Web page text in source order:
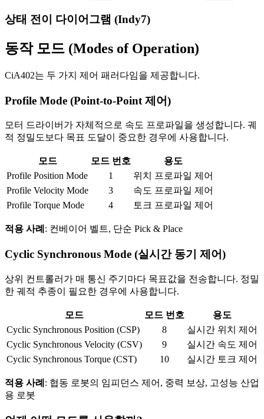
상태 전이 다이어그램 (Indy7)
동작 모드 (Modes of Operation)
CiA402는 두 가지 제어 패러다임을 제공합니다.
Profile Mode (Point-to-Point 제어)
모터 드라이버가 자체적으로 속도 프로파일을 생성합니다. 궤
적 정밀도보다 목표 도달이 중요한 경우에 사용합니다.
모드 모드 번호
용도
Profile Position Mode
1
위치 프로파일 제어
Profile Velocity Mode
3
속도 프로파일 제어
Profile Torque Mode
4 토크 프로파일 제어
적용 사례 : 컨베이어 벨트, 단순 Pick & Place
Cyclic Synchronous Mode (실시간 동기 제어)
상위 컨트롤러가 매 통신 주기마다 목표값을 전송합니다. 정밀
한 궤적 추종이 필요한 경우에 사용합니다.
모드 모드 번호
용도
Cyclic Synchronous Position (CSP)
8
실시간 위치 제어
Cyclic Synchronous Velocity (CSV)
9
실시간 속도 제어
Cyclic Synchronous Torque (CST)
10 실시간 토크 제어
적용 사례 : 협동 로봇의 임피던스 제어, 중력 보상, 고성능 산업
용 로봇